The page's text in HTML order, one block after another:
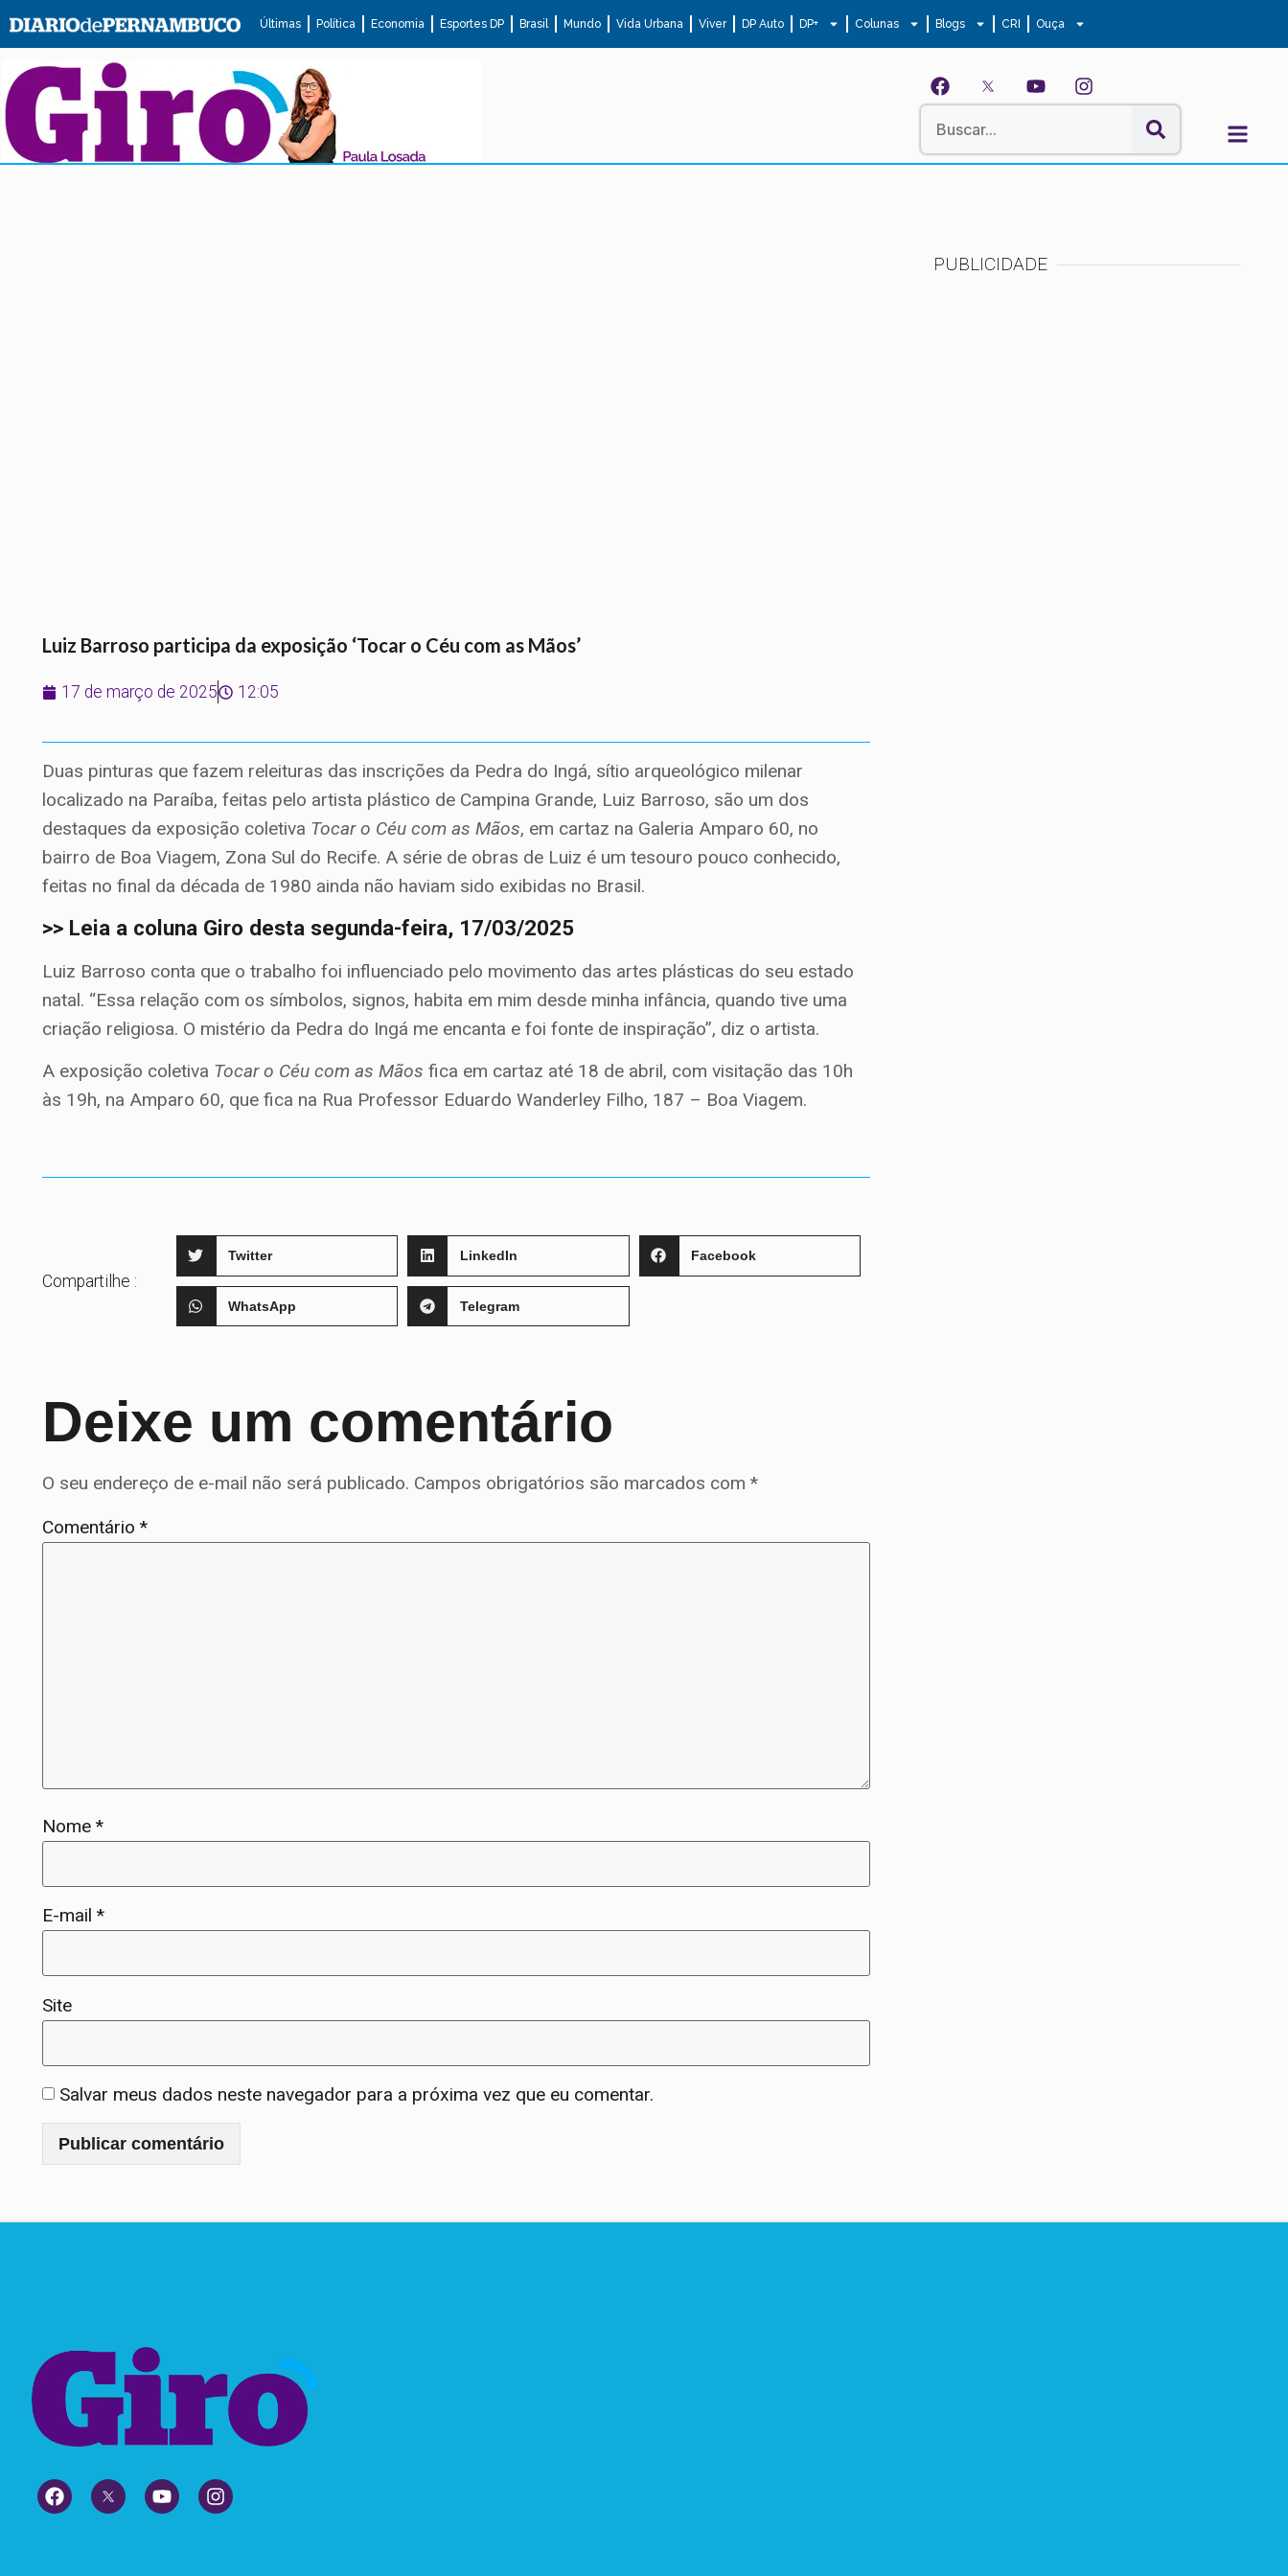
Últimas Política Economia Esportes DP Brasil Mundo Vida Urbana Viver DP Auto DP+ Colunas Blogs CRI Ouça
Luiz Barroso participa da exposição ‘Tocar o Céu com as Mãos’
17 de março de 2025 12:05
Duas pinturas que fazem releituras das inscrições da Pedra do Ingá, sítio arqueológico milenar
localizado na Paraíba, feitas pelo artista plástico de Campina Grande, Luiz Barroso, são um dos
destaques da exposição coletiva Tocar o Céu com as Mãos, em cartaz na Galeria Amparo 60, no
bairro de Boa Viagem, Zona Sul do Recife. A série de obras de Luiz é um tesouro pouco conhecido,
feitas no final da década de 1980 ainda não haviam sido exibidas no Brasil.
>> Leia a coluna Giro desta segunda-feira, 17/03/2025
Luiz Barroso conta que o trabalho foi influenciado pelo movimento das artes plásticas do seu estado
natal. “Essa relação com os símbolos, signos, habita em mim desde minha infância, quando tive uma
criação religiosa. O mistério da Pedra do Ingá me encanta e foi fonte de inspiração”, diz o artista.
A exposição coletiva Tocar o Céu com as Mãos fica em cartaz até 18 de abril, com visitação das 10h
às 19h, na Amparo 60, que fica na Rua Professor Eduardo Wanderley Filho, 187 – Boa Viagem.
Compartilhe :
Twitter LinkedIn Facebook
WhatsApp Telegram
Deixe um comentário
O seu endereço de e-mail não será publicado. Campos obrigatórios são marcados com*
Comentário*
Nome*
E-mail*
Site
Salvar meus dados neste navegador para a próxima vez que eu comentar.
PUBLICIDADE